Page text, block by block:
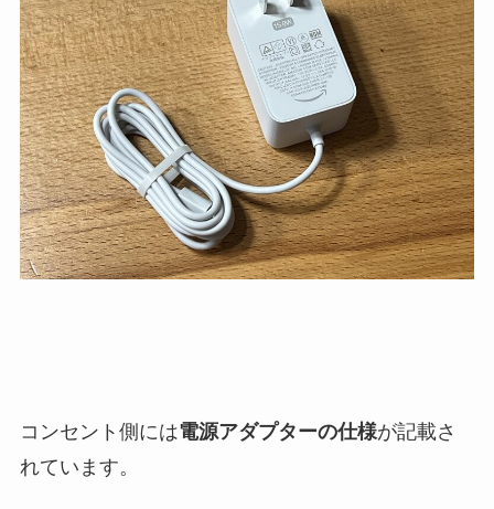
コンセント側には電源アダプターの仕様が記載さ
れています。